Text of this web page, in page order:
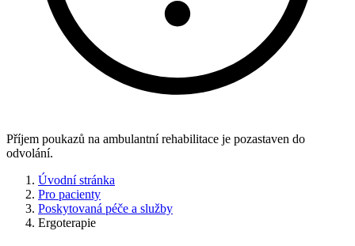
Příjem poukazů na ambulantní rehabilitace je pozastaven do
odvolání.
Úvodní stránka
Pro pacienty
Poskytovaná péče a služby
Ergoterapie